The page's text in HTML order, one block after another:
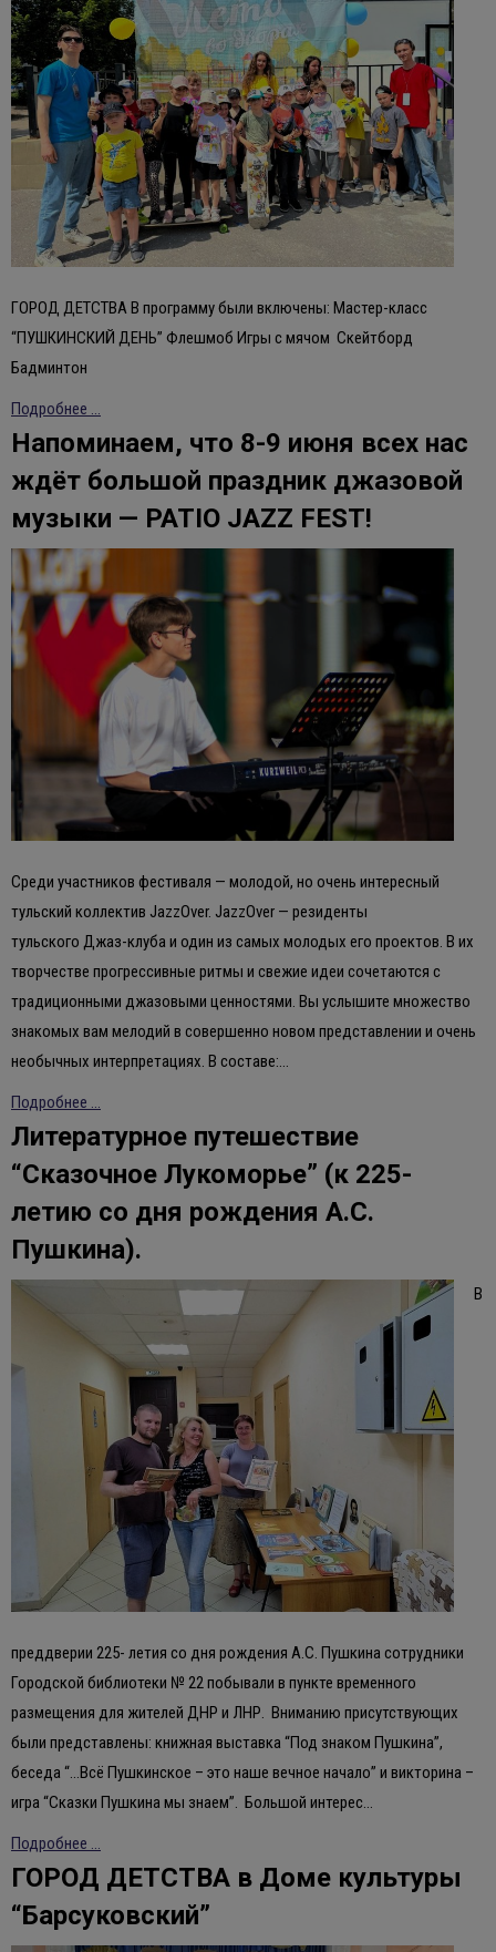
ГОРОД ДЕТСТВА В программу были включены: Мастер-класс
“ПУШКИНСКИЙ ДЕНЬ” Флешмоб Игры с мячом Скейтборд
Бадминтон
Подробнее ...
Напоминаем, что 8-9 июня всех нас
ждёт большой праздник джазовой
музыки — PATIO JAZZ FEST!
Среди участников фестиваля — молодой, но очень интересный
тульский коллектив JazzOver. JazzOver — резиденты
тульского Джаз-клуба и один из самых молодых его проектов. В их
творчестве прогрессивные ритмы и свежие идеи сочетаются с
традиционными джазовыми ценностями. Вы услышите множество
знакомых вам мелодий в совершенно новом представлении и очень
необычных интерпретациях. В составе:…
Подробнее ...
Литературное путешествие
“Сказочное Лукоморье” (к 225-
летию со дня рождения А.С.
Пушкина).
В
преддверии 225- летия со дня рождения А.С. Пушкина сотрудники
Городской библиотеки № 22 побывали в пункте временного
размещения для жителей ДНР и ЛНР. Вниманию присутствующих
были представлены: книжная выставка “Под знаком Пушкина”,
беседа “…Всё Пушкинское – это наше вечное начало” и викторина –
игра “Сказки Пушкина мы знаем”. Большой интерес…
Подробнее ...
ГОРОД ДЕТСТВА в Доме культуры
“Барсуковский”